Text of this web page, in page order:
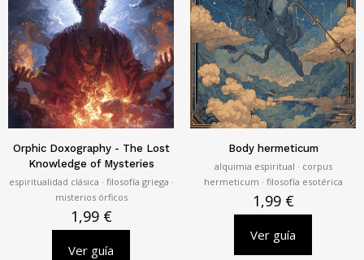
Orphic Doxography - The Lost
Knowledge of Mysteries
espiritualidad clásica · filosofía griega ·
misterios órficos
1,99 €
Ver guía
Body hermeticum
alquimia espiritual · corpus
hermeticum · filosofía esotérica
1,99 €
Ver guía